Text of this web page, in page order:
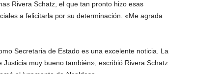
Rivera Schatz, el que tan pronto hizo esas
a felicitarla por su determinación. «Me agrada
Secretaria de Estado es una excelente noticia. La
muy bueno también», escribió Rivera Schatz